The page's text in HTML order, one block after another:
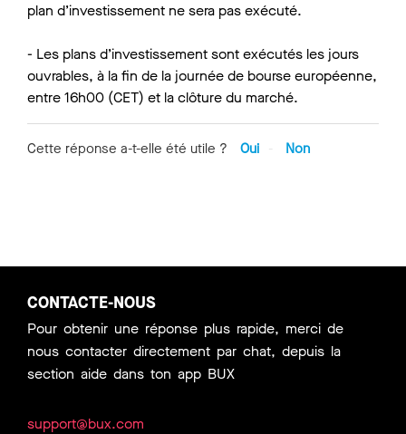
plan d’investissement ne sera pas exécuté.
- Les plans d’investissement sont exécutés les jours
ouvrables, à la fin de la journée de bourse européenne,
entre 16h00 (CET) et la clôture du marché.
Cette réponse a-t-elle été utile ? Oui Non
CONTACTE-NOUS
Pour obtenir une réponse plus rapide, merci de
nous contacter directement par chat, depuis la
section aide dans ton app BUX
support@bux.com